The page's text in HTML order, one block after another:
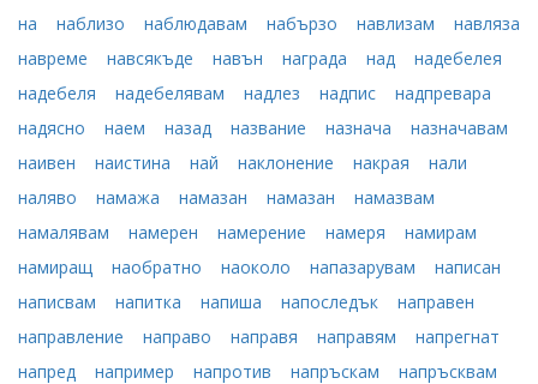
на наблизо наблюдавам набързо навлизам
навляза
навреме
навсякъде навън награда над
надебелея
надебеля
надебелявам надлез надпис
надпревара
надясно
наем назад название назнача
назначавам
наивен
наистина най наклонение накрая
нали
наляво
намажа намазан намазан
намазвам
намалявам
намерен намерение намеря
намирам
намиращ
наобратно наоколо напазарувам
написан
написвам
напитка напиша напоследък
направен
направление
направо направя направям
напрегнат
напред
например напротив напръскам
напръсквам